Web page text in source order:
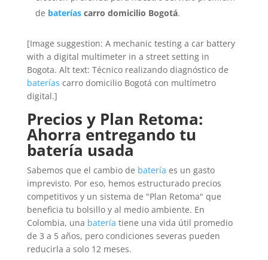
de bateríascarro domicilio Bogotá.
[Image suggestion: A mechanic testing a car battery
with a digital multimeter in a street setting in
Bogota. Alt text: Técnico realizando diagnóstico de
baterías carro domicilio Bogotá con multímetro
digital.]
Precios y Plan Retoma:
Ahorra entregando tu
batería usada
Sabemos que el cambio de batería es un gasto
imprevisto. Por eso, hemos estructurado precios
competitivos y un sistema de "Plan Retoma" que
beneficia tu bolsillo y al medio ambiente. En
Colombia, una batería tiene una vida útil promedio
de 3 a 5 años, pero condiciones severas pueden
reducirla a solo 12 meses.